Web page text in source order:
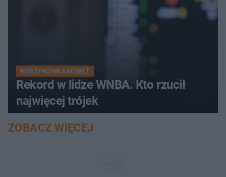
KOSZYKÓWKA KOBIET
Rekord w lidze WNBA. Kto rzucił
najwięcej trójek
ZOBACZ WIĘCEJ